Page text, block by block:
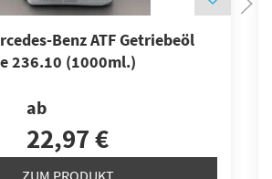
Benz ATF Getriebeöl
236.10 (1000ml.)
ab
22,97 €
ZUM PRODUKT